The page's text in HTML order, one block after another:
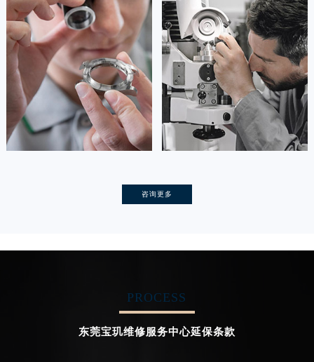
资深宝玑技师
是宝玑售后服务中心
(宝玑保养维修中心)
的高级技师之一
Tianjin Breguet Maintain center
 天津宝玑维修
资深宝玑技师
是宝玑售后服务中心
(宝玑保养维修中心)
的高级技师之一
Nanjing Breguet Maintain center
 上海宝玑保养
辛迪·克莱门特
资深宝玑技师

咨询更多
PROCESS
东莞宝玑维修服务中心延保条款